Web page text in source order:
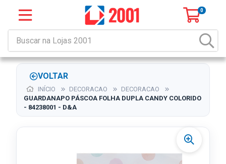
0
VOLTAR
INÍCIO DECORACAO
DECORACAO
GUARDANAPO PÁSCOA FOLHA DUPLA CANDY COLORIDO
- 84238001 - D&A